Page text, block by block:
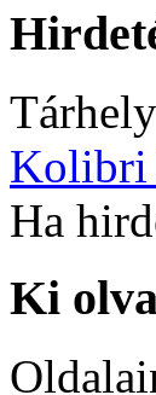
Kolibri
Ha
Ki